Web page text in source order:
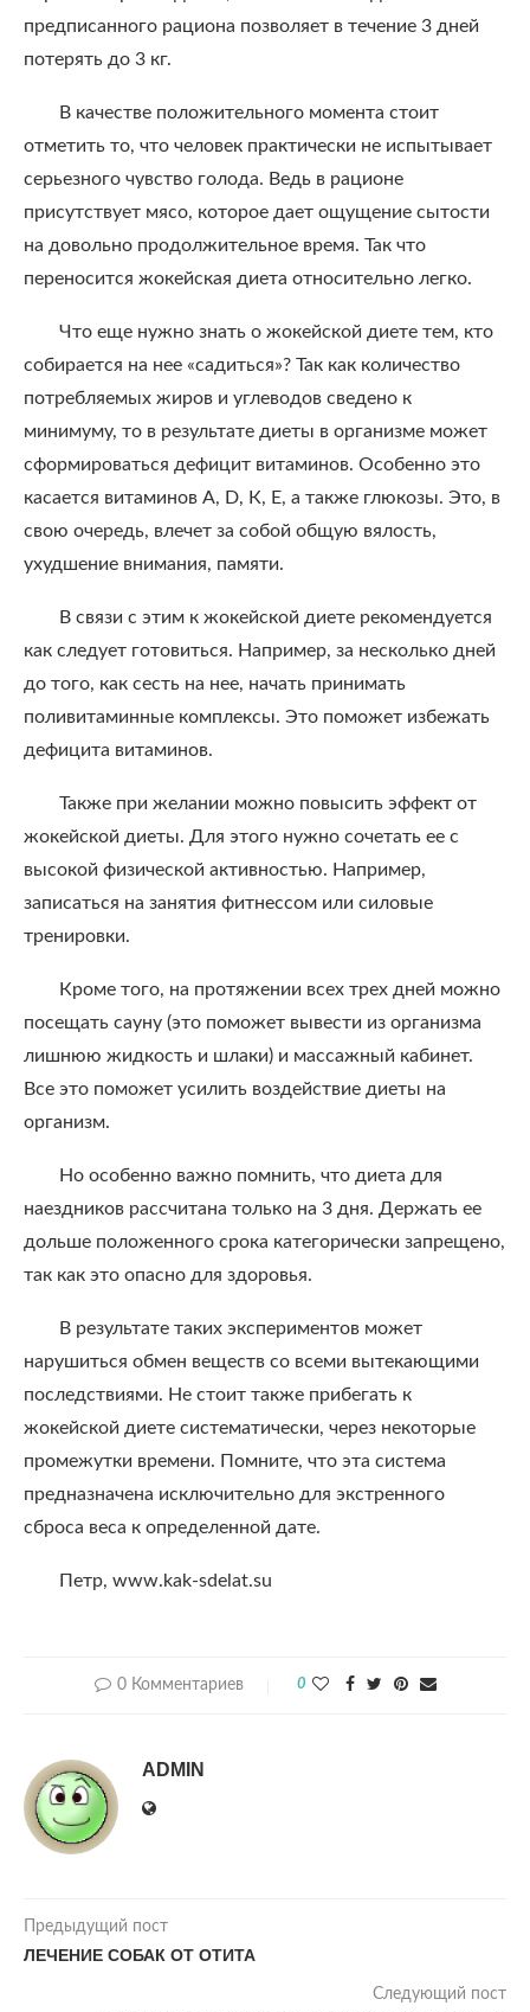
предписанного рациона позволяет в течение 3 дней
потерять до 3 кг.
В качестве положительного момента стоит
отметить то, что человек практически не испытывает
серьезного чувство голода. Ведь в рационе
присутствует мясо, которое дает ощущение сытости
на довольно продолжительное время. Так что
переносится жокейская диета относительно легко.
Что еще нужно знать о жокейской диете тем, кто
собирается на нее «садиться»? Так как количество
потребляемых жиров и углеводов сведено к
минимуму, то в результате диеты в организме может
сформироваться дефицит витаминов. Особенно это
касается витаминов A, D, К, Е, а также глюкозы. Это, в
свою очередь, влечет за собой общую вялость,
ухудшение внимания, памяти.
В связи с этим к жокейской диете рекомендуется
как следует готовиться. Например, за несколько дней
до того, как сесть на нее, начать принимать
поливитаминные комплексы. Это поможет избежать
дефицита витаминов.
Также при желании можно повысить эффект от
жокейской диеты. Для этого нужно сочетать ее с
высокой физической активностью. Например,
записаться на занятия фитнессом или силовые
тренировки.
Кроме того, на протяжении всех трех дней можно
посещать сауну (это поможет вывести из организма
лишнюю жидкость и шлаки) и массажный кабинет.
Все это поможет усилить воздействие диеты на
организм.
Но особенно важно помнить, что диета для
наездников рассчитана только на 3 дня. Держать ее
дольше положенного срока категорически запрещено,
так как это опасно для здоровья.
В результате таких экспериментов может
нарушиться обмен веществ со всеми вытекающими
последствиями. Не стоит также прибегать к
жокейской диете систематически, через некоторые
промежутки времени. Помните, что эта система
предназначена исключительно для экстренного
сброса веса к определенной дате.
Петр, www.kak-sdelat.su
0 Комментариев 0
ADMIN
Предыдущий пост
ЛЕЧЕНИЕ СОБАК ОТ ОТИТА
Следующий пост